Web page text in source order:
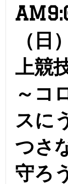
（日
上競
～コ
スに
つさ
守ろ